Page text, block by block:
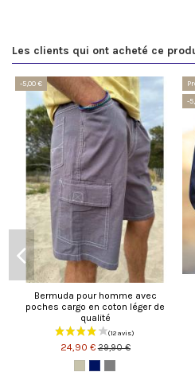
Les clients qui ont acheté ce
-5,00 €
Bermuda pour homme avec
poches cargo en coton léger de
qualité
24,90 €29,90 €
-